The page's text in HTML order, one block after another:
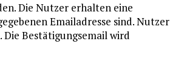
Die Nutzer erhalten eine
Emailadresse sind. Nutzer
Bestätigungsemail wird